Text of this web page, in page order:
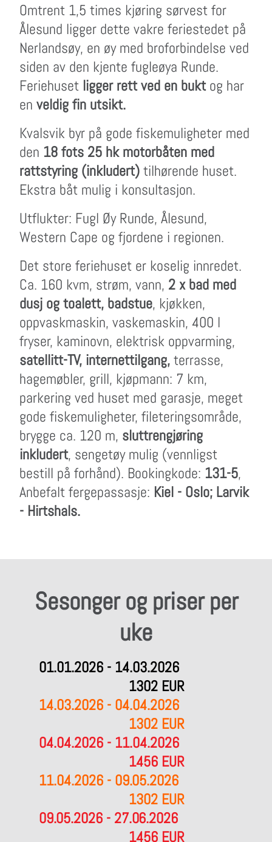
Omtrent 1,5 times kjøring sørvest for
Ålesund ligger dette vakre feriestedet på
Nerlandsøy, en øy med broforbindelse ved
siden av den kjente fugleøya Runde.
Feriehuset ligger rett ved en bukt og har
en veldig fin utsikt.
Kvalsvik byr på gode fiskemuligheter med
den 18 fots 25 hk motorbåten med
rattstyring (inkludert)tilhørende huset.
Ekstra båt mulig i konsultasjon.
Utflukter: Fugl Øy Runde, Ålesund,
Western Cape og fjordene i regionen.
Det store feriehuset er koselig innredet.
Ca. 160 kvm, strøm, vann, 2 x bad med
dusj og toalett, badstue, kjøkken,
oppvaskmaskin, vaskemaskin, 400 l
fryser, kaminovn, elektrisk oppvarming,
satellitt-TV, internettilgang,terrasse,
hagemøbler, grill, kjøpmann: 7 km,
parkering ved huset med garasje, meget
gode fiskemuligheter, fileteringsområde,
brygge ca. 120 m, sluttrengjøring
inkludert, sengetøy mulig (vennligst
bestill på forhånd). Bookingkode: 131-5,
Anbefalt fergepassasje: Kiel - Oslo; Larvik
- Hirtshals.
Sesonger og priser per
uke
01.01.2026 - 14.03.2026
1302 EUR
14.03.2026 - 04.04.2026
1302 EUR
04.04.2026 - 11.04.2026
1456 EUR
11.04.2026 - 09.05.2026
1302 EUR
09.05.2026 - 27.06.2026
1456 EUR